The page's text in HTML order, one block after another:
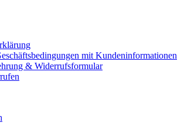
mit Kundeninformationen
& Widerrufsformular